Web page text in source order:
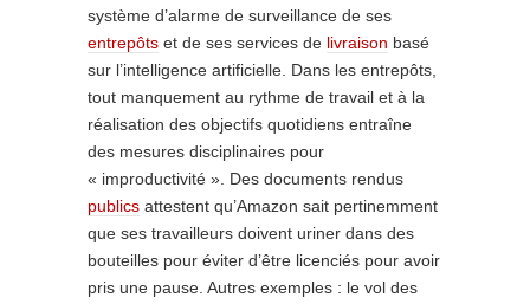
système d’alarme de surveillance de ses
entrepôts et de ses services de livraison basé
sur l’intelligence artificielle. Dans les entrepôts,
tout manquement au rythme de travail et à la
réalisation des objectifs quotidiens entraîne
des mesures disciplinaires pour
« improductivité ». Des documents rendus
publics attestent qu’Amazon sait pertinemment
que ses travailleurs doivent uriner dans des
bouteilles pour éviter d’être licenciés pour avoir
pris une pause. Autres exemples : le vol des